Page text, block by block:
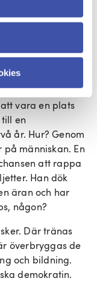
helt sonika
återberätta
man dagligen
genom ett
vara en plats
en
år. Hur? Genom
människan. En
att rappa
Han dök
äran och har
någon?
Där tränas
överbryggas de
och bildning.
demokratin.